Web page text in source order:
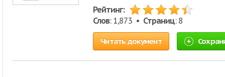
Рейтинг:
Слов: 1,873 • Страниц: 8
Читать документ